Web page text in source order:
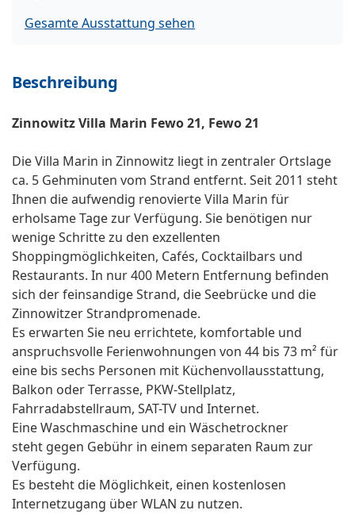
Gesamte Ausstattung sehen
Beschreibung
Zinnowitz Villa Marin Fewo 21, Fewo 21
Die Villa Marin in Zinnowitz liegt in zentraler Ortslage
ca. 5 Gehminuten vom Strand entfernt. Seit 2011 steht
Ihnen die aufwendig renovierte Villa Marin für
erholsame Tage zur Verfügung. Sie benötigen nur
wenige Schritte zu den exzellenten
Shoppingmöglichkeiten, Cafés, Cocktailbars und
Restaurants. In nur 400 Metern Entfernung befinden
sich der feinsandige Strand, die Seebrücke und die
Zinnowitzer Strandpromenade.
Es erwarten Sie neu errichtete, komfortable und
anspruchsvolle Ferienwohnungen von 44 bis 73 m² für
eine bis sechs Personen mit Küchenvollausstattung,
Balkon oder Terrasse, PKW-Stellplatz,
Fahrradabstellraum, SAT-TV und Internet.
Eine Waschmaschine und ein Wäschetrockner
steht gegen Gebühr in einem separaten Raum zur
Verfügung.
Es besteht die Möglichkeit, einen kostenlosen
Internetzugang über WLAN zu nutzen.